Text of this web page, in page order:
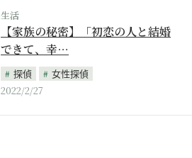
生活
【家族の秘密】「初恋の人と結婚
できて、幸…
探偵
女性探偵
2022/2/27